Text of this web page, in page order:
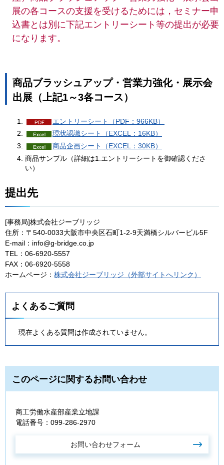
展の各コースの支援を受けるためには，セミナー申
込書とは別に下記エントリーシート等の提出が必要
になります。
商品ブラッシュアップ・営業力強化・展示会
出展（上記1～3各コース）
エントリーシート（PDF：966KB）
現状認識シート（EXCEL：16KB）
商品企画シート（EXCEL：30KB）
商品サンプル（詳細は1.エントリーシートを御確認くださ
い）
提出先
[事務局]株式会社ジーブリッジ
住所：〒540-0033大阪市中央区石町1-2-9天満橋シルバービル5F
E-mail：info@g-bridge.co.jp
TEL：06-6920-5557
FAX：06-6920-5558
ホームページ： 株式会社ジーブリッジ（外部サイトへリンク）
よくあるご質問
現在よくある質問は作成されていません。
このページに関するお問い合わせ
商工労働水産部産業立地課
電話番号：099-286-2970